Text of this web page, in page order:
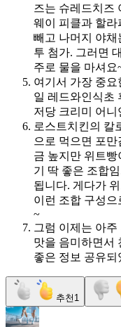
즈는 슈레드치즈
웨이 피클과 할
빼고 나머지 야
투 첨가. 그러면
주로 물을 마셔요
여기서 가장 중
일 레드와인식초
저당 크리미 어
로스트치킨의 칼
으로 먹으면 포
금 높지만 위트빵
기 딱 좋은 조합
됩니다. 게다가
이런 조합 구성
~
그럼 이제는 아
맛을 음미하면서
좋은 정보 공유
추천 1